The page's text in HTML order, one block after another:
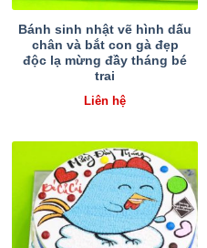
Bánh sinh nhật vẽ hình dấu
chân và bắt con gà đẹp
độc lạ mừng đầy tháng bé
trai
Liên hệ